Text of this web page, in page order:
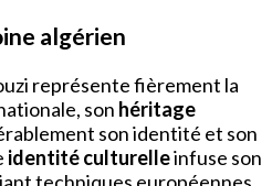
algérien
représente fièrement la
son héritage
son identité et son
identité culturelleinfuse son